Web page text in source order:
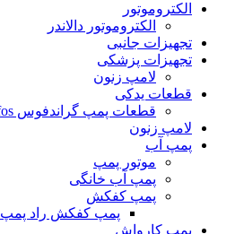
الکتروموتور
الکتروموتور دالاندر
تجهیزات جانبی
تجهیزات پزشکی
لامپ زنون
قطعات یدکی
قطعات پمپ گراندفوس Grundfos
لامپ زنون
پمپ آب
موتور پمپ
پمپ آب خانگی
پمپ کفکش
پمپ کفکش راد پمپ
پمپ کارواش